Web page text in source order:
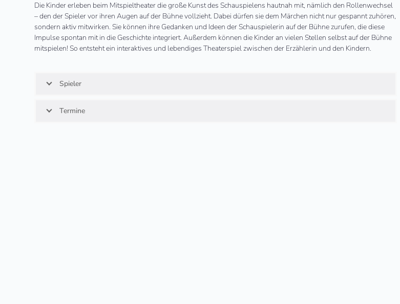
Die Kinder erleben beim Mitspieltheater die große Kunst des Schauspielens hautnah mit, nämlich den Rollenwechsel
– den der Spieler vor ihren Augen auf der Bühne vollzieht. Dabei dürfen sie dem Märchen nicht nur gespannt zuhören,
sondern aktiv mitwirken. Sie können ihre Gedanken und Ideen der Schauspielerin auf der Bühne zurufen, die diese
Impulse spontan mit in die Geschichte integriert. Außerdem können die Kinder an vielen Stellen selbst auf der Bühne
mitspielen! So entsteht ein interaktives und lebendiges Theaterspiel zwischen der Erzählerin und den Kindern.
Spieler
Termine